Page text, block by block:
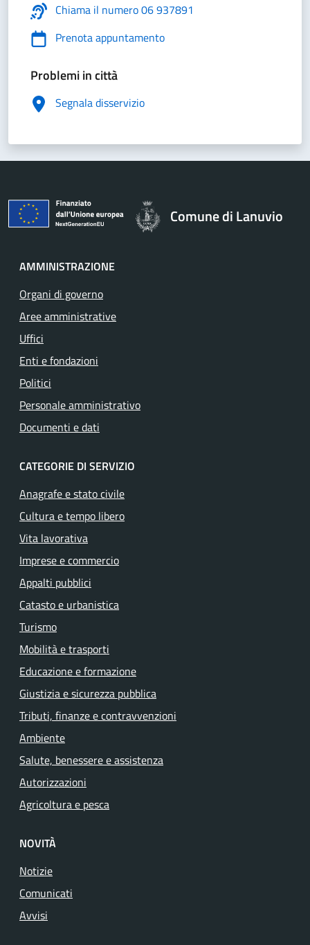
Chiama il numero 06 937891
Prenota appuntamento
Problemi in città
Segnala disservizio
Comune di Lanuvio
AMMINISTRAZIONE
Organi di governo
Aree amministrative
Uffici
Enti e fondazioni
Politici
Personale amministrativo
Documenti e dati
CATEGORIE DI SERVIZIO
Anagrafe e stato civile
Cultura e tempo libero
Vita lavorativa
Imprese e commercio
Appalti pubblici
Catasto e urbanistica
Turismo
Mobilità e trasporti
Educazione e formazione
Giustizia e sicurezza pubblica
Tributi, finanze e contravvenzioni
Ambiente
Salute, benessere e assistenza
Autorizzazioni
Agricoltura e pesca
NOVITÀ
Notizie
Comunicati
Avvisi